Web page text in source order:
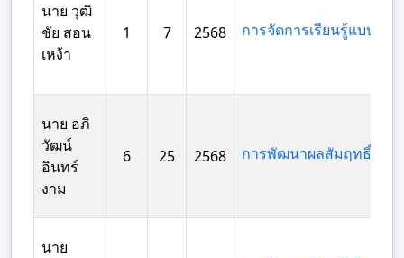
นาย วุฒิ
ชัย สอน
เหง้า
1 7 2568
นาย อภิ
วัฒน์
อินทร์
งาม
6 25 2568
นาย